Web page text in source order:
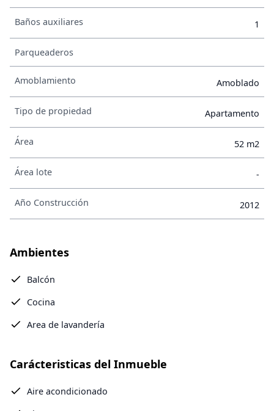
Baños auxiliares 1
Parqueaderos
Amoblamiento Amoblado
Tipo de propiedad Apartamento
Área 52 m2
Área lote -
Año Construcción 2012
Ambientes
Balcón
Cocina
Area de lavandería
Carácteristicas del Inmueble
Aire acondicionado